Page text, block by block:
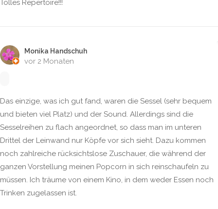
Tolles Repertoire!!!
Monika Handschuh
vor 2 Monaten
Das einzige, was ich gut fand, waren die Sessel (sehr bequem
und bieten viel Platz) und der Sound. Allerdings sind die
Sesselreihen zu flach angeordnet, so dass man im unteren
Drittel der Leinwand nur Köpfe vor sich sieht. Dazu kommen
noch zahlreiche rücksichtslose Zuschauer, die während der
ganzen Vorstellung meinen Popcorn in sich reinschaufeln zu
müssen. Ich träume von einem Kino, in dem weder Essen noch
Trinken zugelassen ist.